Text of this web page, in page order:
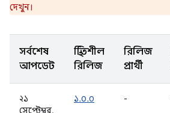
দেখুন।
সর্বশেষ
আপডেট
স্থিতিশীল
রিলিজ
রিলিজ
প্রার্থী
২১
সেপ্টেম্বর,
১.০.০ -